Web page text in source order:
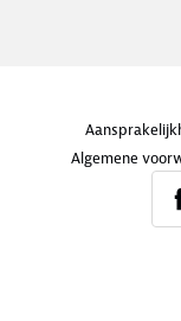
Algemene